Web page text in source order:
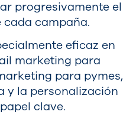
progresivamente el
campaña.
eficaz en
marketing para
para pymes,
y la personalización
clave.